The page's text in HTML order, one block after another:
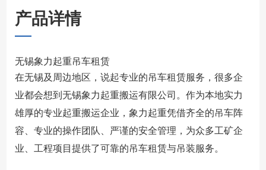
产品详情
无锡象力起重吊车租赁
在无锡及周边地区，说起专业的吊车租赁服务，很多企
业都会想到无锡象力起重搬运有限公司。作为本地实力
雄厚的专业起重搬运企业，象力起重凭借齐全的吊车阵
容、专业的操作团队、严谨的安全管理，为众多工矿企
业、工程项目提供了可靠的吊车租赁与吊装服务。